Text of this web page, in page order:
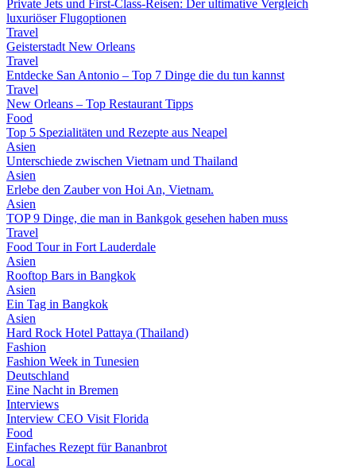
Private Jets und First-Class-Reisen: Der ultimative Vergleich
luxuriöser Flugoptionen
Travel
Geisterstadt New Orleans
Travel
Entdecke San Antonio – Top 7 Dinge die du tun kannst
Travel
New Orleans – Top Restaurant Tipps
Food
Top 5 Spezialitäten und Rezepte aus Neapel
Asien
Unterschiede zwischen Vietnam und Thailand
Asien
Erlebe den Zauber von Hoi An, Vietnam.
Asien
TOP 9 Dinge, die man in Bankgok gesehen haben muss
Travel
Food Tour in Fort Lauderdale
Asien
Rooftop Bars in Bangkok
Asien
Ein Tag in Bangkok
Asien
Hard Rock Hotel Pattaya (Thailand)
Fashion
Fashion Week in Tunesien
Deutschland
Eine Nacht in Bremen
Interviews
Interview CEO Visit Florida
Food
Einfaches Rezept für Bananbrot
Local